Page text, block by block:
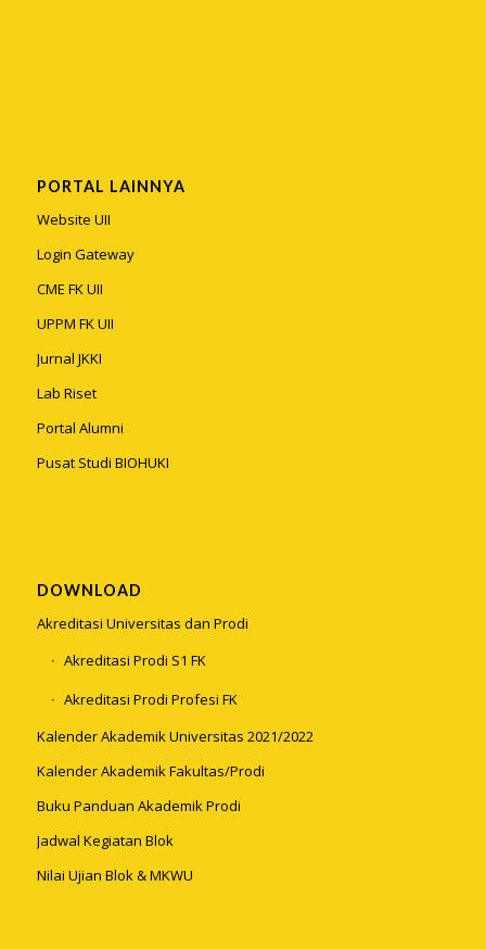
PORTAL LAINNYA
Website UII
Login Gateway
CME FK UII
UPPM FK UII
Jurnal JKKI
Lab Riset
Portal Alumni
Pusat Studi BIOHUKI
DOWNLOAD
Akreditasi Universitas dan Prodi
Akreditasi Prodi S1 FK
Akreditasi Prodi Profesi FK
Kalender Akademik Universitas 2021/2022
Kalender Akademik Fakultas/Prodi
Buku Panduan Akademik Prodi
Jadwal Kegiatan Blok
Nilai Ujian Blok & MKWU